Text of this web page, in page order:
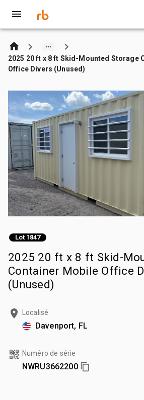
2025 20 ft x 8 ft Skid-Mounted Storage
Office Divers (Unused)
Lot 1847
2025 20 ft x 8 ft Skid-
Container Mobile Office
(Unused)
Localisé
Davenport, FL
Numéro de série
NWRU3662200